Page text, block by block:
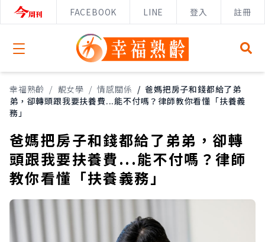
FACEBOOK LINE 登入 註冊
Open menu
幸福熟齡 / 靚女學 / 情感關係 / 爸媽把房子和錢都給了弟
弟，卻轉頭跟我要扶養費...能不付嗎？律師教你看懂「扶養義
務」
爸媽把房子和錢都給了弟弟，卻轉
頭跟我要扶養費...能不付嗎？律師
教你看懂「扶養義務」